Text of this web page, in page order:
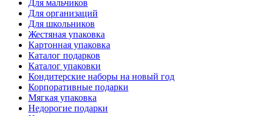
Для мальчиков
Для организаций
Для школьников
Жестяная упаковка
Картонная упаковка
Каталог подарков
Каталог упаковки
Кондитерские наборы на новый год
Корпоративные подарки
Мягкая упаковка
Недорогие подарки